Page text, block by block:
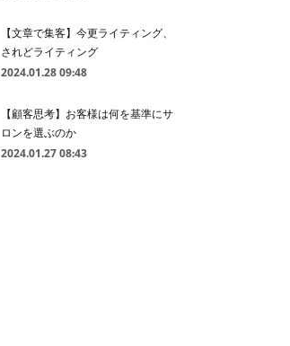
【文章で集客】今更ライティング、
されどライティング
2024.01.28 09:48
【顧客思考】お客様は何を基準にサ
ロンを選ぶのか
2024.01.27 08:43